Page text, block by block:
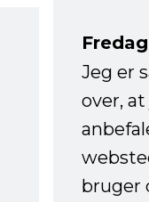
Jeg er
over,
bruger